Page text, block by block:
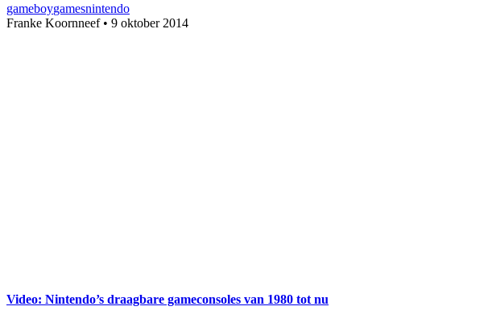
gameboygamesnintendo
Franke Koornneef• 9 oktober 2014
Video: Nintendo’s draagbare gameconsoles van 1980 tot nu